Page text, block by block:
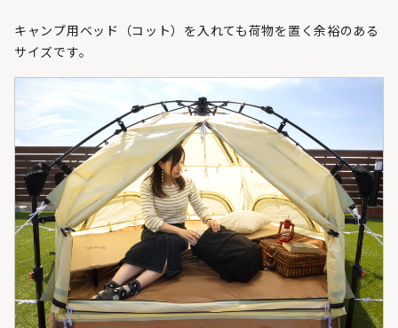
キャンプ用ベッド（コット）を入れても荷物を置く余裕のある
サイズです。